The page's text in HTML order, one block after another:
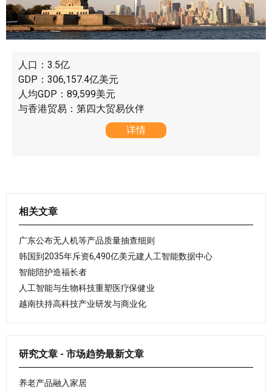
人口：3.5亿
GDP：306,157.4亿美元
人均GDP：89,599美元
与香港贸易：第四大贸易伙伴
详情
相关文章
广东公布无人机等产品质量抽查细则
韩国到2035年斥资6,490亿美元建人工智能数据中心
智能陪护造福长者
人工智能与生物科技重塑医疗保健业
越南扶持高科技产业研发与商业化
研究文章 - 市场趋势最新文章
养老产品融入家居